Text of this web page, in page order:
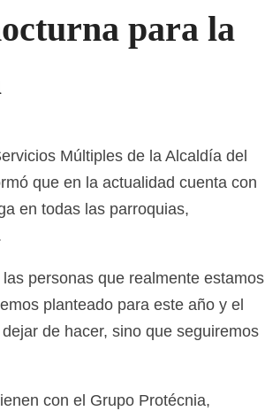
para la
Múltiples de la Alcaldía del
que en la actualidad cuenta con
en todas las parroquias,
personas que realmente estamos
planteado para este año y el
de hacer, sino que seguiremos
con el Grupo Protécnia,